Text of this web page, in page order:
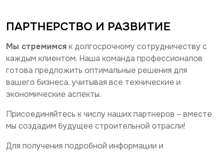
ПАРТНЕРСТВО И РАЗВИТИЕ
Мы стремимсяк долгосрочному сотрудничеству с
каждым клиентом. Наша команда профессионалов
готова предложить оптимальные решения для
вашего бизнеса, учитывая все технические и
экономические аспекты.
Присоединяйтесь к числу наших партнеров – вместе
мы создадим будущее строительной отрасли!
Для получения подробной информации и